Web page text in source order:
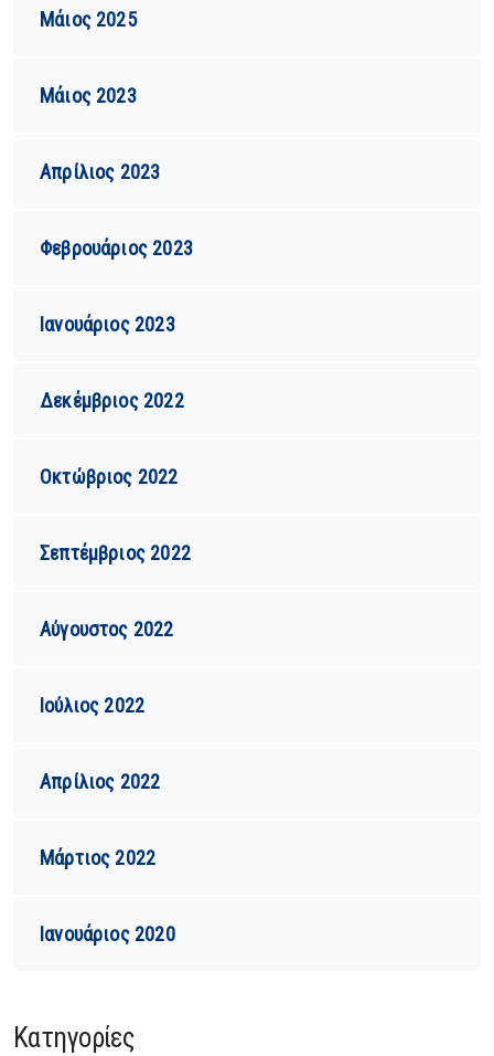
Μάιος 2025
Μάιος 2023
Απρίλιος 2023
Φεβρουάριος 2023
Ιανουάριος 2023
Δεκέμβριος 2022
Οκτώβριος 2022
Σεπτέμβριος 2022
Αύγουστος 2022
Ιούλιος 2022
Απρίλιος 2022
Μάρτιος 2022
Ιανουάριος 2020
Kατηγορίες